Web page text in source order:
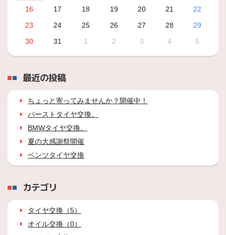
16
17 18 19 20 21
22
23
24 25 26 27 28
29
30
31 1 2 3 4 5
最近の投稿
ちょっと寄ってみませんか？開催中！
バーストタイヤ交換。
BMWタイヤ交換。
夏の大感謝祭開催
ベンツタイヤ交換
カテゴリ
タイヤ交換（5）
オイル交換（0）